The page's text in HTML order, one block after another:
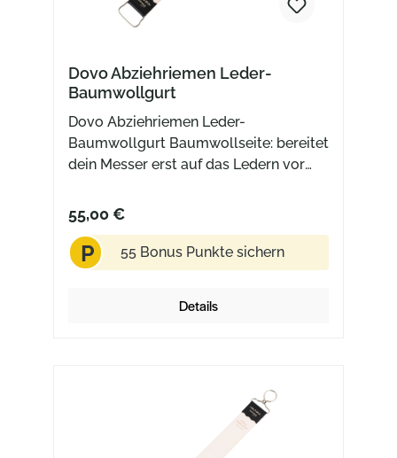
Dovo Abziehriemen Leder-
Baumwollgurt
Dovo Abziehriemen Leder-
Baumwollgurt Baumwollseite: bereitet
dein Messer erst auf das Ledern vor
Lederseite: wie gewohnt abziehen
Technische Daten: Baumwollgurt
Metallteile vernickelt Rindleder
vegetabil gegerbt 33.5 cm x 4.5 cm x
55,00 €
P 55 Bonus Punkte sichern
Details